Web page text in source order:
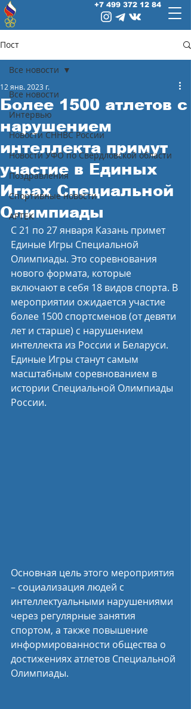
+7 499 372 12 84
Пост
Все новости
Интервью
Новости СННВС России
Новости УФО по Свердловской области
Поздравления
Спортивные новости
АРТЕК
Все новости
Более 1500 атлетов с
нарушением
интеллекта примут
участие в Единых
Играх Специальной
Олимпиады
12 янв. 2023 г.
С 21 по 27 января Казань примет
Единые Игры Специальной
Олимпиады. Это соревнования
нового формата, которые
включают в себя 18 видов спорта. В
мероприятии ожидается участие
более 1500 спортсменов (от девяти
лет и старше) с нарушением
интеллекта из России и Беларуси.
Единые Игры станут самым
масштабным соревнованием в
истории Специальной Олимпиады
России.
Основная цель этого мероприятия
– социализация людей с
интеллектуальными нарушениями
через регулярные занятия
спортом, а также повышение
информированности общества о
достижениях атлетов Специальной
Олимпиады.